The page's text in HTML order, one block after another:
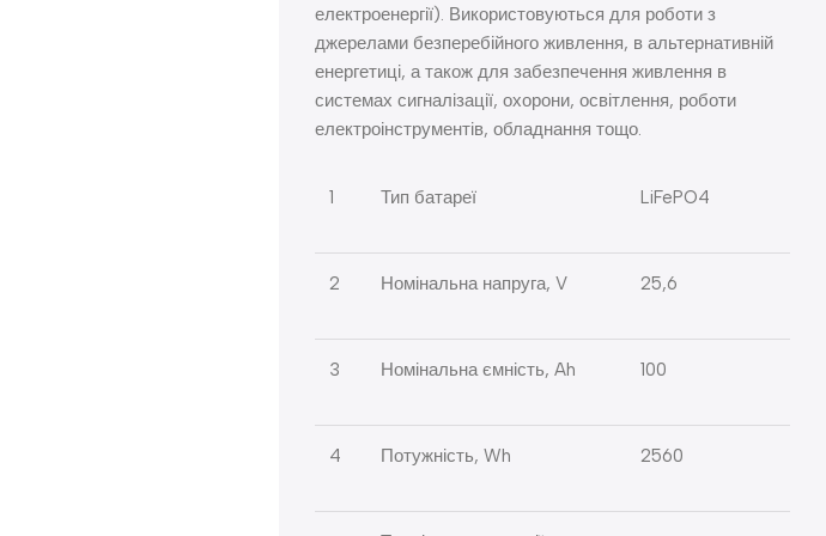
електроенергії). Використовуються для роботи з
джерелами безперебійного живлення, в альтернативній
енергетиці, а також для забезпечення живлення в
системах сигналізації, охорони, освітлення, роботи
електроінструментів, обладнання тощо.
1 Тип батареї LiFePO4
2 Номінальна напруга, V 25,6
3 Номінальна ємність, Ah 100
4 Потужність, Wh 2560